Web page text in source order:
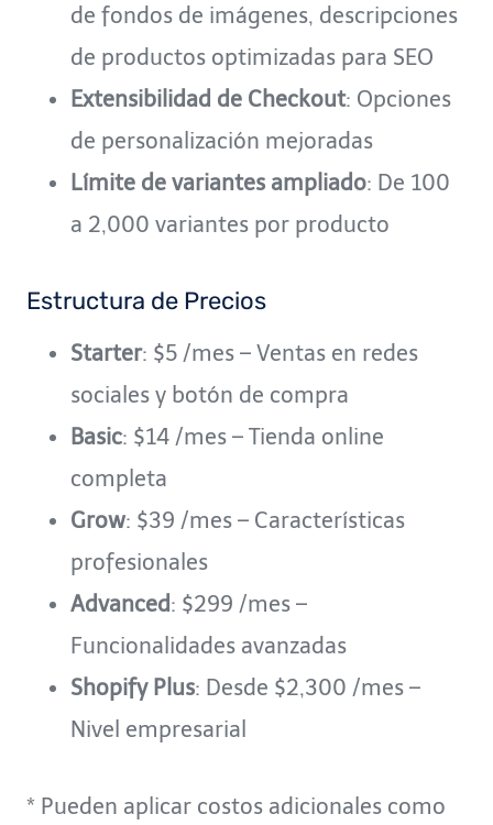
de fondos de imágenes, descripciones
de productos optimizadas para SEO
Extensibilidad de Checkout: Opciones
de personalización mejoradas
Límite de variantes ampliado: De 100
a 2,000 variantes por producto
Estructura de Precios
Starter: $5 /mes – Ventas en redes
sociales y botón de compra
Basic: $14 /mes – Tienda online
completa
Grow: $39 /mes – Características
profesionales
Advanced: $299 /mes –
Funcionalidades avanzadas
Shopify Plus: Desde $2,300 /mes –
Nivel empresarial
* Pueden aplicar costos adicionales como